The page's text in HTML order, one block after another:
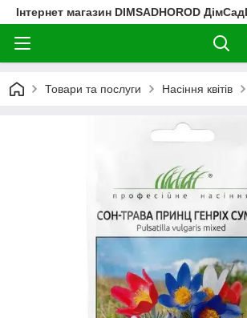
Інтернет магазин DIMSADHOROD
Товари та послуги Насіння квітів